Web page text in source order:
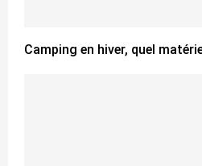
Camping en hiver, quel